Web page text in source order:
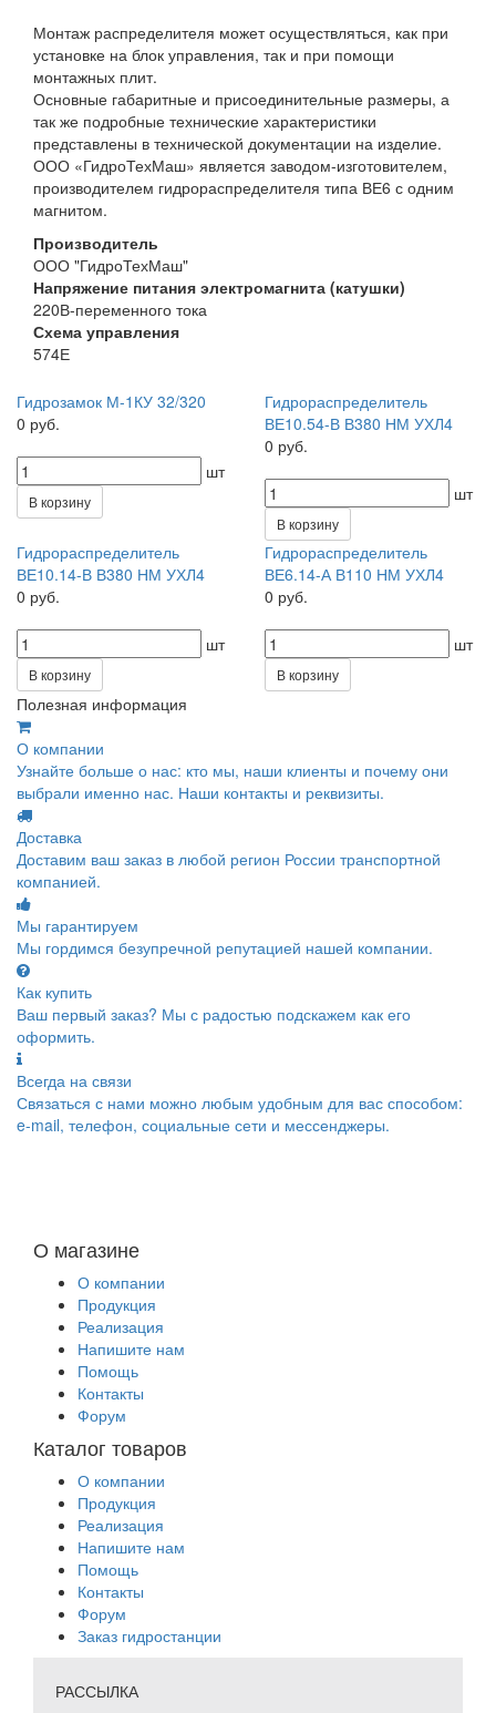
Монтаж распределителя может осуществляться, как при
установке на блок управления, так и при помощи
монтажных плит.
Основные габаритные и присоединительные размеры, а
так же подробные технические характеристики
представлены в технической документации на изделие.
ООО «ГидроТехМаш» является заводом-изготовителем,
производителем гидрораспределителя типа ВЕ6 с одним
магнитом.
Производитель
ООО "ГидроТехМаш"
Напряжение питания электромагнита (катушки)
220В-переменного тока
Схема управления
574Е
Гидрозамок М-1КУ 32/320
0 руб.
шт
В корзину
Гидрораспределитель
ВЕ10.54-В В380 НМ УХЛ4
0 руб.
шт
В корзину
Гидрораспределитель
ВЕ10.14-В В380 НМ УХЛ4
0 руб.
шт
В корзину
Гидрораспределитель
ВЕ6.14-А В110 НМ УХЛ4
0 руб.
шт
В корзину
Полезная информация
О компании
Узнайте больше о нас: кто мы, наши клиенты и почему они
выбрали именно нас. Наши контакты и реквизиты.
Доставка
Доставим ваш заказ в любой регион России транспортной
компанией.
Мы гарантируем
Мы гордимся безупречной репутацией нашей компании.
Как купить
Ваш первый заказ? Мы с радостью подскажем как его
оформить.
Всегда на связи
Связаться с нами можно любым удобным для вас способом:
e-mail, телефон, социальные сети и мессенджеры.
О магазине
О компании
Продукция
Реализация
Напишите нам
Помощь
Контакты
Форум
Каталог товаров
О компании
Продукция
Реализация
Напишите нам
Помощь
Контакты
Форум
Заказ гидростанции
РАССЫЛКА